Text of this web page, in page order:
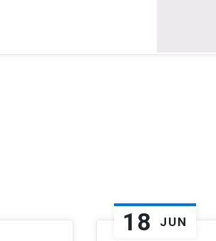
18 JUN